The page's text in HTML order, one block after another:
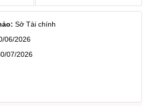
Sở Tài chính
06/2026
07/2026